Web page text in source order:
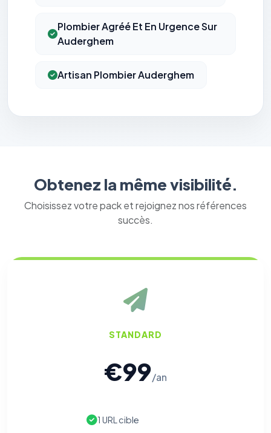
Plombier Agréé Et En Urgence Sur
Auderghem
Artisan Plombier Auderghem
Obtenez la même visibilité.
Choisissez votre pack et rejoignez nos références
succès.
STANDARD
€99/an
1 URL cible